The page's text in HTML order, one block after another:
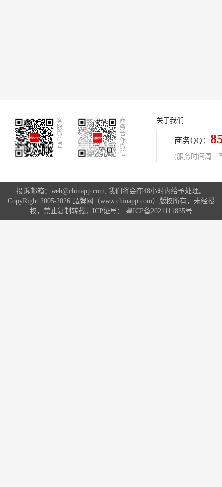
客
服
微
信
号
商
务
合
作
微
信
关于我们
商务QQ：
(服务时间周一
投诉邮箱：web@chinapp.com, 我们将会在48小时内给予处理。
CopyRight 2005-2026 品牌网（www.chinapp.com）版权所有，未经授
权，禁止复制转载。ICP证号： 粤ICP备2021111835号